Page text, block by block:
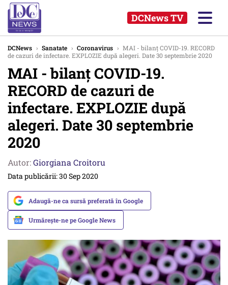
DCNews TV
DCNews › Sanatate › Coronavirus › MAI - bilanț COVID-19. RECORD
de cazuri de infectare. EXPLOZIE după alegeri. Date 30 septembrie 2020
MAI - bilanț COVID-19.
RECORD de cazuri de
infectare. EXPLOZIE după
alegeri. Date 30 septembrie
2020
Autor:Giorgiana Croitoru
Data publicării: 30 Sep 2020
Adaugă-ne ca sursă preferată în Google
Urmărește-ne pe Google News